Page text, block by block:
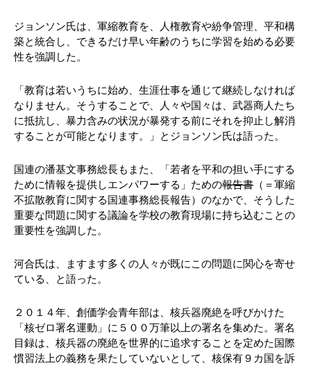
ジョンソン氏は、軍縮教育を、人権教育や紛争管理、平和構
築と統合し、できるだけ早い年齢のうちに学習を始める必要
性を強調した。
「教育は若いうちに始め、生涯仕事を通じて継続しなければ
なりません。そうすることで、人々や国々は、武器商人たち
に抵抗し、暴力含みの状況が暴発する前にそれを抑止し解消
することが可能となります。」とジョンソン氏は語った。
国連の潘基文事務総長もまた、「若者を平和の担い手にする
ために情報を提供しエンパワーする」ための報告書 （＝軍縮
不拡散教育に関する国連事務総長報告）のなかで、そうした
重要な問題に関する議論を学校の教育現場に持ち込むことの
重要性を強調した。
河合氏は、ますます多くの人々が既にこの問題に関心を寄せ
ている、と語った。
２０１４年、創価学会青年部は、核兵器廃絶を呼びかけた
「核ゼロ署名運動」に５００万筆以上の署名を集めた。署名
目録は、核兵器の廃絶を世界的に追求することを定めた国際
慣習法上の義務を果たしていないとして、核保有９カ国を訴